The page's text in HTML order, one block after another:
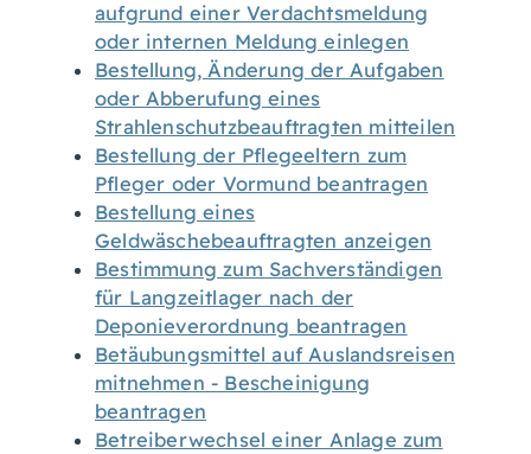
aufgrund einer Verdachtsmeldung
oder internen Meldung einlegen
Bestellung, Änderung der Aufgaben
oder Abberufung eines
Strahlenschutzbeauftragten mitteilen
Bestellung der Pflegeeltern zum
Pfleger oder Vormund beantragen
Bestellung eines
Geldwäschebeauftragten anzeigen
Bestimmung zum Sachverständigen
für Langzeitlager nach der
Deponieverordnung beantragen
Betäubungsmittel auf Auslandsreisen
mitnehmen - Bescheinigung
beantragen
Betreiberwechsel einer Anlage zum